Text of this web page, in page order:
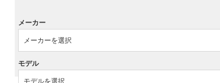
メーカー
モデル